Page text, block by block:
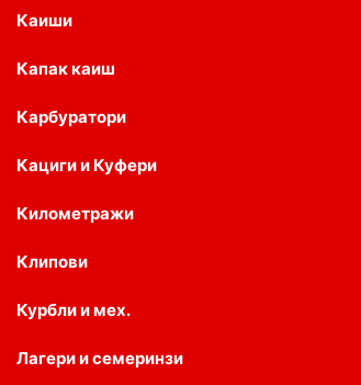
Каиши
Капак каиш
Карбуратори
Кациги и Куфери
Километражи
Клипови
Курбли и мех.
Лагери и семеринзи